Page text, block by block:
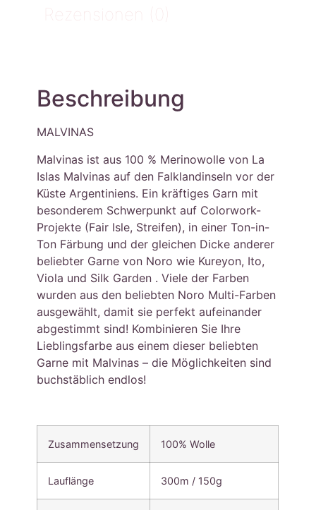
Rezensionen (0)
Beschreibung
MALVINAS
Malvinas ist aus 100 % Merinowolle von La
Islas Malvinas auf den Falklandinseln vor der
Küste Argentiniens. Ein kräftiges Garn mit
besonderem Schwerpunkt auf Colorwork-
Projekte (Fair Isle, Streifen), in einer Ton-in-
Ton Färbung und der gleichen Dicke anderer
beliebter Garne von Noro wie Kureyon, Ito,
Viola und Silk Garden . Viele der Farben
wurden aus den beliebten Noro Multi-Farben
ausgewählt, damit sie perfekt aufeinander
abgestimmt sind! Kombinieren Sie Ihre
Lieblingsfarbe aus einem dieser beliebten
Garne mit Malvinas – die Möglichkeiten sind
buchstäblich endlos!
Zusammensetzung 100% Wolle
Lauflänge 300m / 150g